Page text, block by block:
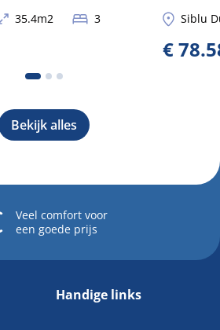
35.4m2 3 Siblu
€
Bekijk alles
Veel comfort voor
een goede prijs
Handige links